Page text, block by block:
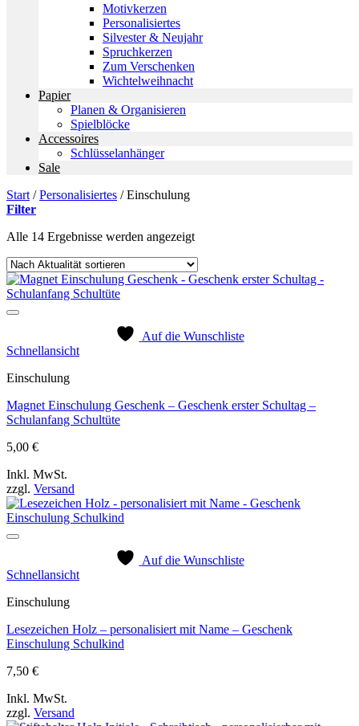
Motivkerzen
Personalisiertes
Silvester & Neujahr
Spruchkerzen
Zum Verschenken
Wichtelweihnacht
Papier
Planen & Organisieren
Spielblöcke
Accessoires
Schlüsselanhänger
Sale
Start / Personalisiertes /Einschulung
Filter
Alle 14 Ergebnisse werden angezeigtNach
sortiert
Auf die Wunschliste
Schnellansicht
Einschulung
Magnet Einschulung Geschenk – Geschenk erster Schultag –
Schulanfang Schultüte
5,00 €
Inkl. MwSt.
zzgl. Versand
Auf die Wunschliste
Schnellansicht
Einschulung
Lesezeichen Holz – personalisiert mit Name – Geschenk
Einschulung Schulkind
7,50 €
Inkl. MwSt.
zzgl. Versand